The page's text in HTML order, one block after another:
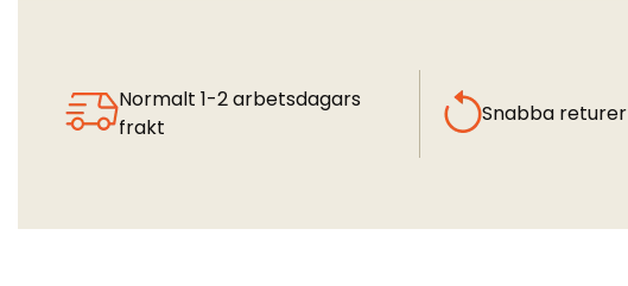
Normalt 1-2 arbetsdagars
frakt
Snabba returer